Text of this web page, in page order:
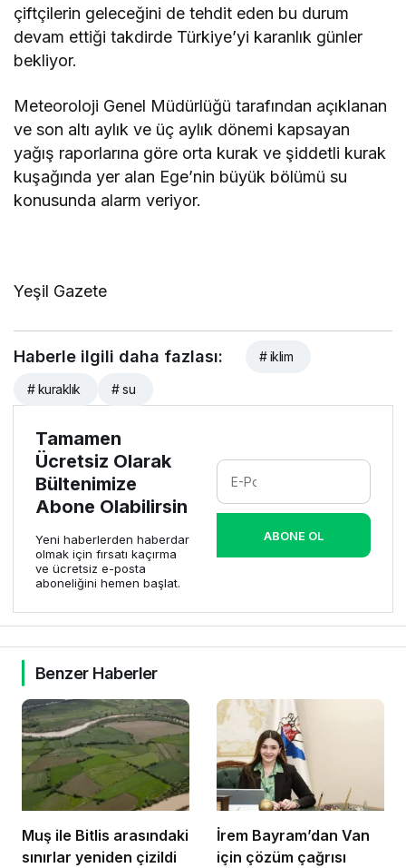
çiftçilerin geleceğini de tehdit eden bu durum
devam ettiği takdirde Türkiye’yi karanlık günler
bekliyor.
Meteoroloji Genel Müdürlüğü tarafından açıklanan
ve son altı aylık ve üç aylık dönemi kapsayan
yağış raporlarına göre orta kurak ve şiddetli kurak
kuşağında yer alan Ege’nin büyük bölümü su
konusunda alarm veriyor.
Yeşil Gazete
Haberle ilgili daha fazlası: # iklim
# kuraklık # su
Tamamen
Ücretsiz Olarak
Bültenimize
Abone Olabilirsin
Yeni haberlerden haberdar
olmak için fırsatı kaçırma
ve ücretsiz e-posta
aboneliğini hemen başlat.
ABONE OL
Benzer Haberler
Muş ile Bitlis arasındaki
sınırlar yeniden çizildi
İrem Bayram’dan Van
için çözüm çağrısı